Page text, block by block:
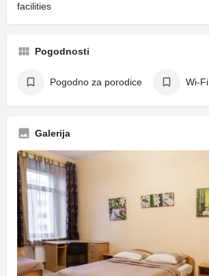
facilities
Pogodnosti
Pogodno za porodice Wi-Fi
Galerija